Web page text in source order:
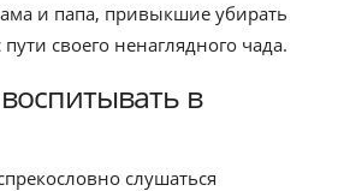
и папа, привыкшие убирать
своего ненаглядного чада.
в
слушаться